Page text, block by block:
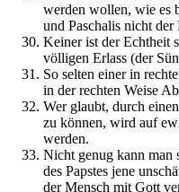
werden wollen, wie es
und Paschalis nicht
Keiner ist der Echtheit
völligen Erlass (der
So selten einer in
in der rechten Weise
Wer glaubt, durch
zu können, wird auf
werden.
Nicht genug kann man
des Papstes jene
der Mensch mit Gott